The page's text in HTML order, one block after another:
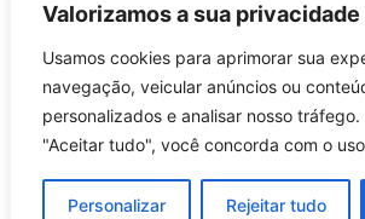
Valorizamos a sua privacidade
Usamos cookies para aprimorar sua
navegação, veicular anúncios ou
personalizados e analisar nosso tráfego.
"Aceitar tudo", você concorda com o
Personalizar Rejeitar tudo